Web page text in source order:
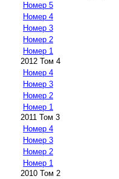
Номер 5
Номер 4
Номер 3
Номер 2
Номер 1
2012 Том 4
Номер 4
Номер 3
Номер 2
Номер 1
2011 Том 3
Номер 4
Номер 3
Номер 2
Номер 1
2010 Том 2